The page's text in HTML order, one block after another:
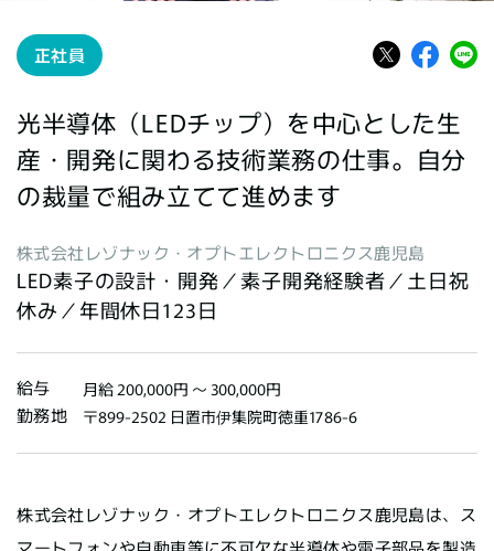
正社員
光半導体（LEDチップ）を中心とした生
産・開発に関わる技術業務の仕事。自分
の裁量で組み立てて進めます
株式会社レゾナック・オプトエレクトロニクス鹿児島
LED素子の設計・開発／素子開発経験者／土日祝
休み／年間休日123日
給与 月給 200,000円 〜 300,000円
勤務地 〒899-2502 日置市伊集院町徳重1786-6
株式会社レゾナック・オプトエレクトロニクス鹿児島は、ス